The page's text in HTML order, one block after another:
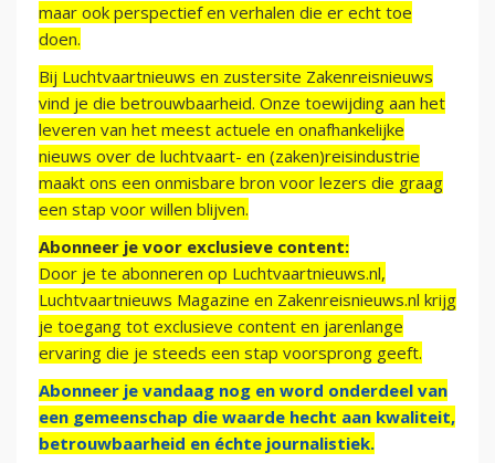
maar ook perspectief en verhalen die er echt toe
doen.
Bij Luchtvaartnieuws en zustersite Zakenreisnieuws
vind je die betrouwbaarheid. Onze toewijding aan het
leveren van het meest actuele en onafhankelijke
nieuws over de luchtvaart- en (zaken)reisindustrie
maakt ons een onmisbare bron voor lezers die graag
een stap voor willen blijven.
Abonneer je voor exclusieve content:
Door je te abonneren op Luchtvaartnieuws.nl,
Luchtvaartnieuws Magazine en Zakenreisnieuws.nl krijg
je toegang tot exclusieve content en jarenlange
ervaring die je steeds een stap voorsprong geeft.
Abonneer je vandaag nog en word onderdeel van
een gemeenschap die waarde hecht aan kwaliteit,
betrouwbaarheid en échte journalistiek.